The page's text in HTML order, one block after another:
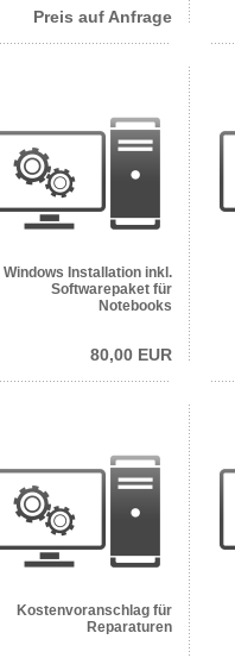
Preis auf Anfrage
Windows Installation inkl.
Softwarepaket für
Notebooks
80,00 EUR
Kostenvoranschlag für
Reparaturen